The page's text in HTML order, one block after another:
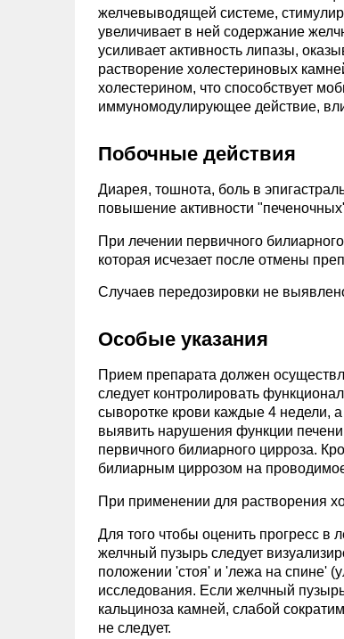
желчевыводящей системе,
увеличивает в ней содержание
усиливает активность липазы,
растворение холестериновых
холестерином, что способствует
иммуномодулирующее действие,
Побочные действия
Диарея, тошнота, боль в
повышение активности
При лечении первичного
которая исчезает после отмены
Случаев передозировки не
Особые указания
Прием препарата должен
следует контролировать
сыворотке крови каждые 4 недели,
выявить нарушения функции печени
первичного билиарного цирроза.
билиарным циррозом на
При применении для растворения
Для того чтобы оценить прогресс в
желчный пузырь следует
положении 'стоя' и 'лежа на спине'
исследования. Если желчный
кальциноза камней, слабой
не следует.